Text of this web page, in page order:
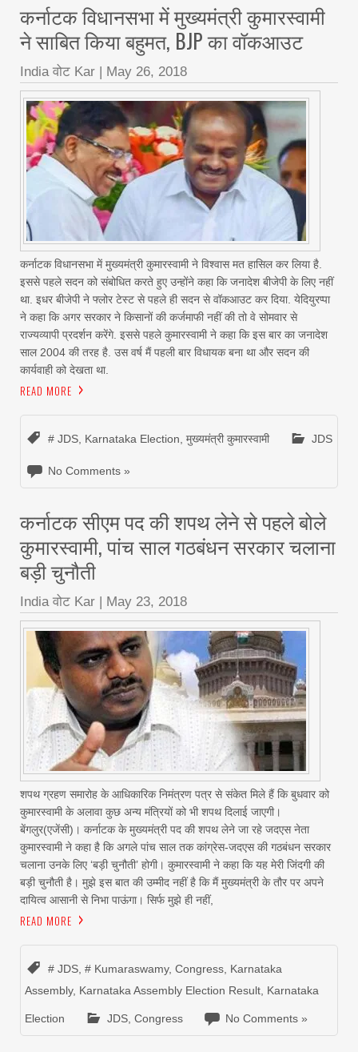
कर्नाटक विधानसभा में मुख्यमंत्री कुमारस्वामी
ने साबित किया बहुमत, BJP का वॉकआउट
India वोट Kar May 26, 2018
कर्नाटक विधानसभा में मुख्यमंत्री कुमारस्वामी ने विश्वास मत हासिल कर लिया है.
इससे पहले सदन को संबोधित करते हुए उन्होंने कहा कि जनादेश बीजेपी के लिए नहीं
था. इधर बीजेपी ने फ्लोर टेस्ट से पहले ही सदन से वॉकआउट कर दिया. येदियुरप्पा
ने कहा कि अगर सरकार ने किसानों की कर्जमाफी नहीं की तो वे सोमवार से
राज्यव्यापी प्रदर्शन करेंगे. इससे पहले कुमारस्वामी ने कहा कि इस बार का जनादेश
साल 2004 की तरह है. उस वर्ष मैं पहली बार विधायक बना था और सदन की
कार्यवाही को देखता था.
READ MORE
# JDS, Karnataka Election, मुख्यमंत्री कुमारस्वामी JDS
No Comments »
कर्नाटक सीएम पद की शपथ लेने से पहले बोले
कुमारस्वामी, पांच साल गठबंधन सरकार चलाना
बड़ी चुनौती
India वोट Kar May 23, 2018
शपथ ग्रहण समारोह के आधिकारिक निमंत्रण पत्र से संकेत मिले हैं कि बुधवार को
कुमारस्वामी के अलावा कुछ अन्य मंत्रियों को भी शपथ दिलाई जाएगी।
बेंगलुर(एजेंसी)। कर्नाटक के मुख्यमंत्री पद की शपथ लेने जा रहे जदएस नेता
कुमारस्वामी ने कहा है कि अगले पांच साल तक कांग्रेस-जदएस की गठबंधन सरकार
चलाना उनके लिए ‘बड़ी चुनौती’ होगी। कुमारस्वामी ने कहा कि यह मेरी जिंदगी की
बड़ी चुनौती है। मुझे इस बात की उम्मीद नहीं है कि मैं मुख्यमंत्री के तौर पर अपने
दायित्व आसानी से निभा पाऊंगा। सिर्फ मुझे ही नहीं,
READ MORE
# JDS, # Kumaraswamy, Congress, Karnataka
Assembly, Karnataka Assembly Election Result, Karnataka
Election JDS, Congress No Comments »